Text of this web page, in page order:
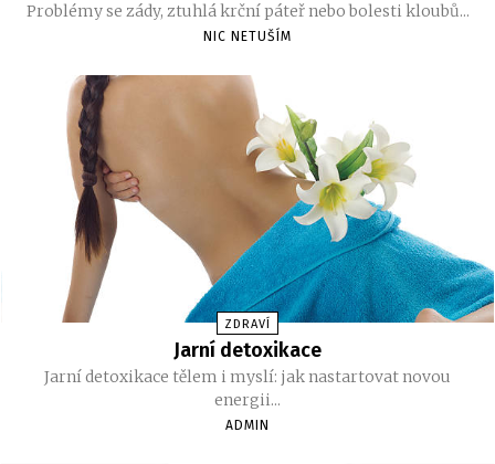
Problémy se zády, ztuhlá krční páteř nebo bolesti kloubů...
NIC NETUŠÍM
ZDRAVÍ
Jarní detoxikace
Jarní detoxikace tělem i myslí: jak nastartovat novou
energii...
ADMIN